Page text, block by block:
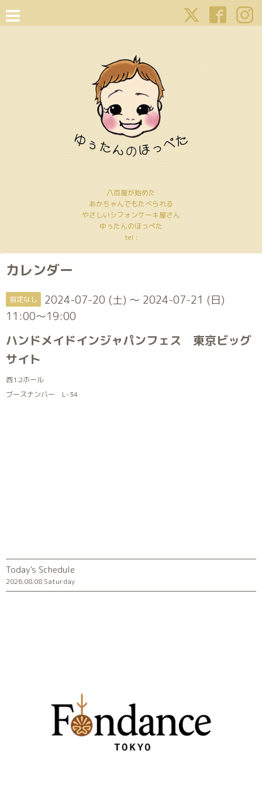
八百屋が始めた
あかちゃんでもたべられる
やさしいシフォンケーキ屋さん
ゆぅたんのほっぺた
tel :
カレンダー
指定なし
2024-07-20 (土) ～ 2024-07-21 (日)
11:00～19:00
ハンドメイドインジャパンフェス 東京ビッグ
サイト
西1.2ホール
ブースナンバー L-34
Today's Schedule
2026.08.08 Saturday